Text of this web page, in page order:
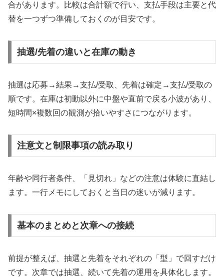
合があります。比較は合計額で行い、支払手段は主要と代
替を一つずつ準備しておくのが目安です。
抽選/先着の違いと在庫の動き
抽選は応募→結果→支払/受取、先着は確定→支払/受取の
順です。在庫は初動以外に中盤や直前で戻る小波があり、
短時間×複数回の観測が拾いやすさにつながります。
注意文と制限事項の読み取り
年齢や同行者条件、「見切れ」などの注意は体験に直結し
ます。一行メモにしておくと当日の迷いが減ります。
基本のまとめと次章への接続
前提が整えば、抽選と先着をそれぞれの「型」で回すだけ
です。次章では抽選、続いて先着の運用を具体化します。